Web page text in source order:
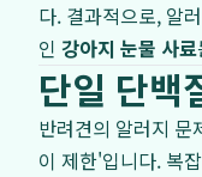
다. 결과적으로, 알
인 강아지 눈물 사료
단일 단백
반려견의 알러지 문
이 제한'입니다. 복